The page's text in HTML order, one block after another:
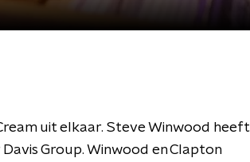
uit elkaar. Steve Winwood heeft
Group. Winwood en Clapton